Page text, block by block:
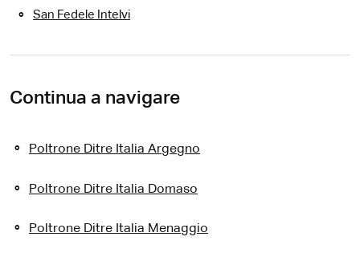
San Fedele Intelvi
Continua a navigare
Poltrone Ditre Italia Argegno
Poltrone Ditre Italia Domaso
Poltrone Ditre Italia Menaggio